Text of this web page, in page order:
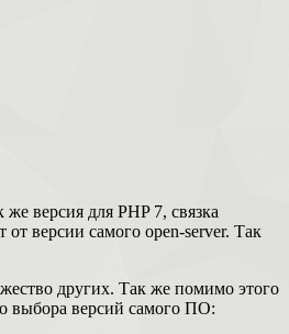
версия для PHP 7, связка
версии самого open-server. Так
других. Так же помимо этого
выбора версий самого ПО: